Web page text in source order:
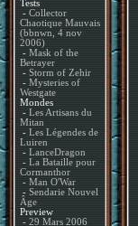
Tests
- Collector
Chaotique Mauvais
(bbnwn, 4 nov
2006)
- Mask of the
Betrayer
- Storm of Zehir
- Mysteries of
Westgate
Mondes
- Les Artisans du
Mitan
- Les Légendes de
Luiren
- LanceDragon
- La Bataille pour
Cormanthor
- Man O'War
- Sendarie Nouvel
Âge
Preview
- 29 Mars 2006